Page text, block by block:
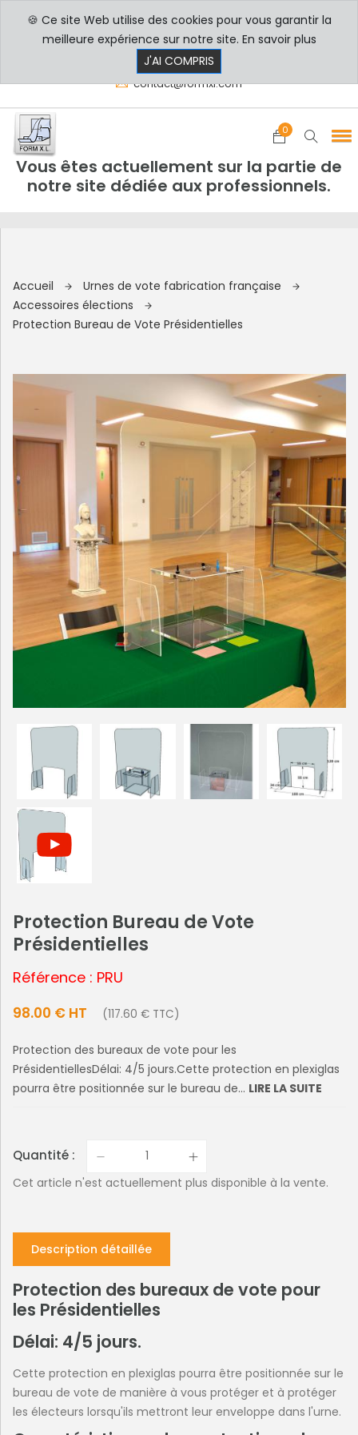
PROFESSIONNELS PARTICULIERS
contact@formxl.com
0
Vous êtes actuellement sur la partie de
notre site dédiée aux professionnels.
Accueil
Urnes de vote fabrication française
Accessoires élections
Protection Bureau de Vote Présidentielles
Protection Bureau de Vote
Présidentielles
Référence : PRU
98.00 € HT (117.60 € TTC)
Protection des bureaux de vote pour les
PrésidentiellesDélai: 4/5 jours.Cette protection en plexiglas
pourra être positionnée sur le bureau de... LIRE LA SUITE
Quantité :
Cet article n'est actuellement plus disponible à la vente.
Description détaillée
Protection des bureaux de vote pour
les Présidentielles
Délai: 4/5 jours.
Cette protection en plexiglas pourra être positionnée sur le
bureau de vote de manière à vous protéger et à protéger
les électeurs lorsqu'ils mettront leur enveloppe dans l'urne.
🍪 Ce site Web utilise des cookies pour vous garantir la
meilleure expérience sur notre site. En savoir plus
J'AI COMPRIS